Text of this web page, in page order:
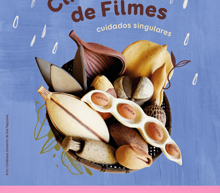
Redes sociais Ciranda de Filmes